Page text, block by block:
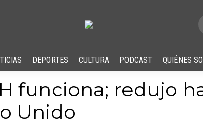
DEPORTES CULTURA PODCAST QUIÉNES
funciona; redujo
Unido